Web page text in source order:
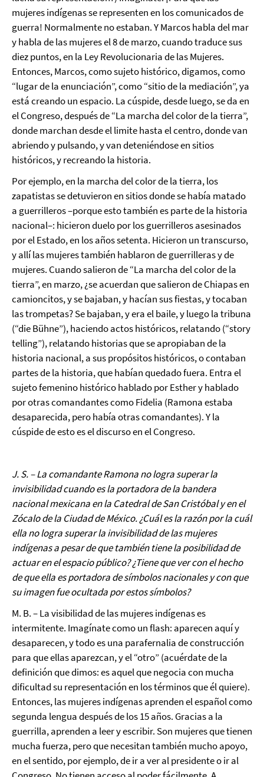
mujeres indígenas se representen en los comunicados de
guerra! Normalmente no estaban. Y Marcos habla del mar
y habla de las mujeres el 8 de marzo, cuando traduce sus
diez puntos, en la Ley Revolucionaria de las Mujeres.
Entonces, Marcos, como sujeto histórico, digamos, como
“lugar de la enunciación”, como “sitio de la mediación”, ya
está creando un espacio. La cúspide, desde luego, se da en
el Congreso, después de “La marcha del color de la tierra”,
donde marchan desde el limite hasta el centro, donde van
abriendo y pulsando, y van deteniéndose en sitios
históricos, y recreando la historia.
Por ejemplo, en la marcha del color de la tierra, los
zapatistas se detuvieron en sitios donde se había matado
a guerrilleros –porque esto también es parte de la historia
nacional–: hicieron duelo por los guerrilleros asesinados
por el Estado, en los años setenta. Hicieron un transcurso,
y allí las mujeres también hablaron de guerrilleras y de
mujeres. Cuando salieron de “La marcha del color de la
tierra”, en marzo, ¿se acuerdan que salieron de Chiapas en
camioncitos, y se bajaban, y hacían sus fiestas, y tocaban
las trompetas? Se bajaban, y era el baile, y luego la tribuna
(“die Bühne”), haciendo actos históricos, relatando (“story
telling”), relatando historias que se apropiaban de la
historia nacional, a sus propósitos históricos, o contaban
partes de la historia, que habían quedado fuera. Entra el
sujeto femenino histórico hablado por Esther y hablado
por otras comandantes como Fidelia (Ramona estaba
desaparecida, pero había otras comandantes). Y la
cúspide de esto es el discurso en el Congreso.
J. S. – La comandante Ramona no logra superar la
invisibilidad cuando es la portadora de la bandera
nacional mexicana en la Catedral de San Cristóbal y en el
Zócalo de la Ciudad de México. ¿Cuál es la razón por la cuál
ella no logra superar la invisibilidad de las mujeres
indígenas a pesar de que también tiene la posibilidad de
actuar en el espacio público? ¿Tiene que ver con el hecho
de que ella es portadora de símbolos nacionales y con que
su imagen fue ocultada por estos símbolos?
M. B. – La visibilidad de las mujeres indígenas es
intermitente. Imagínate como un flash: aparecen aquí y
desaparecen, y todo es una parafernalia de construcción
para que ellas aparezcan, y el “otro” (acuérdate de la
definición que dimos: es aquel que negocia con mucha
dificultad su representación en los términos que él quiere).
Entonces, las mujeres indígenas aprenden el español como
segunda lengua después de los 15 años. Gracias a la
guerrilla, aprenden a leer y escribir. Son mujeres que tienen
mucha fuerza, pero que necesitan también mucho apoyo,
en el sentido, por ejemplo, de ir a ver al presidente o ir al